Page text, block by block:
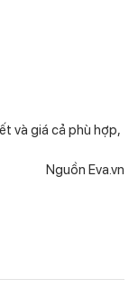
và giá cả phù hợp,
Nguồn Eva.vn